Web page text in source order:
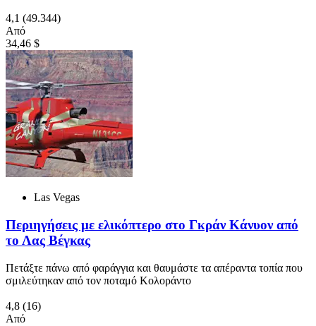
4,1 (49.344)
Από
34,46 $
Las Vegas
Περιηγήσεις με ελικόπτερο στο Γκράν Κάνυον από
το Λας Βέγκας
Πετάξτε πάνω από φαράγγια και θαυμάστε τα απέραντα τοπία που
σμιλεύτηκαν από τον ποταμό Κολοράντο
4,8 (16)
Από